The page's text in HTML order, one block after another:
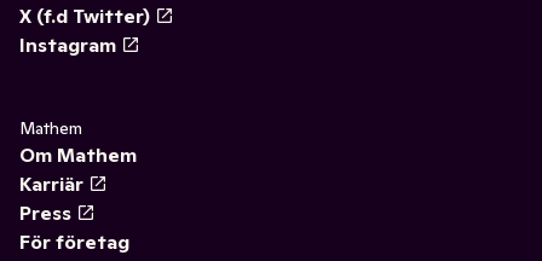
X (f.d Twitter)
Instagram
Mathem
Om Mathem
Karriär
Press
För företag